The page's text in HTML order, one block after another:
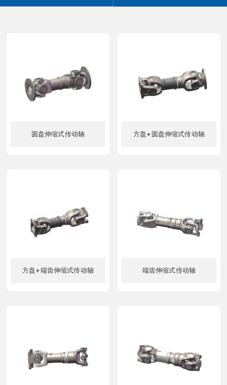
圆盘伸缩式传动轴 方盘+圆盘伸缩式传动轴
方盘+端齿伸缩式传动轴 端齿伸缩式传动轴